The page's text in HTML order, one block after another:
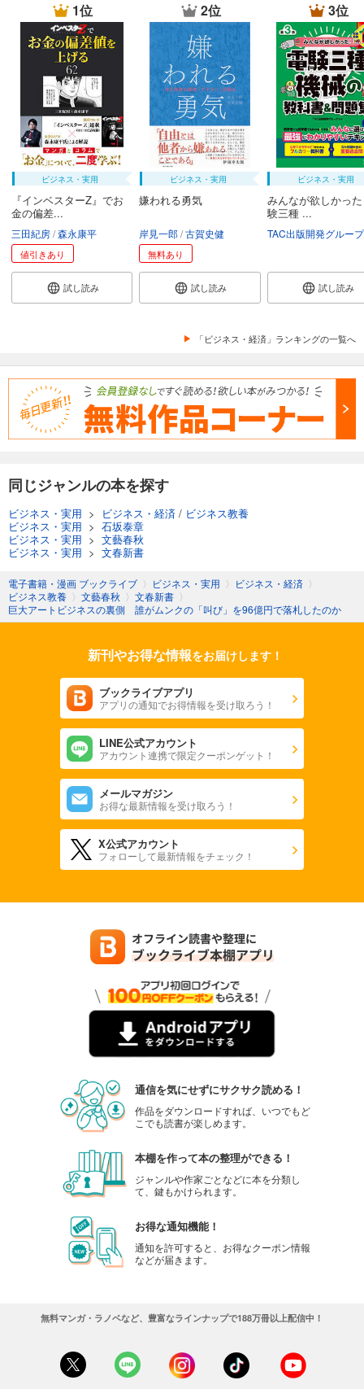
1位
ビジネス・実用
『インベスターZ』でお
金の偏差...
三田紀房 森永康平
値引きあり
試し読み
2位
ビジネス・実用
嫌われる勇気
岸見一郎 古賀史健
無料あり
試し読み
3位
ビジネス・実用
みんなが欲しかっ
験三種 ...
TAC出版開発グループ
試し読み
「ビジネス・経済」ランキングの一覧へ
同じジャンルの本を探す
ビジネス・実用 > ビジネス・経済 / ビジネス教養
ビジネス・実用 > 石坂泰章
ビジネス・実用 > 文藝春秋
ビジネス・実用 > 文春新書
電子書籍・漫画 ブックライブ 〉 ビジネス・実用 〉 ビジネス・経済 〉
ビジネス教養 〉 文藝春秋 〉 文春新書 〉
巨大アートビジネスの裏側 誰がムンクの「叫び」を96億円で落札したのか
新刊やお得な情報をお届けします！
ブックライブアプリ
アプリの通知でお得情報を受け取ろう！
LINE公式アカウント
アカウント連携で限定クーポンゲット！
メールマガジン
お得な最新情報を受け取ろう！
X公式アカウント
フォローして最新情報をチェック！
通信を気にせずにサクサク読める！
作品をダウンロードすれば、いつでもど
こでも読書が楽しめます。
本棚を作って本の整理ができる！
ジャンルや作家ごとなどに本を分類し
て、鍵もかけられます。
お得な通知機能！
通知を許可すると、お得なクーポン情報
などが届きます。
無料マンガ・ラノベなど、豊富なラインナップで188万冊以上配信中！